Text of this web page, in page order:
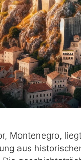
Montenegro,
aus